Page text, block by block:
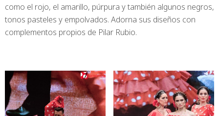
como el rojo, el amarillo, púrpura y también algunos negros,
tonos pasteles y empolvados. Adorna sus diseños con
complementos propios de Pilar Rubio.